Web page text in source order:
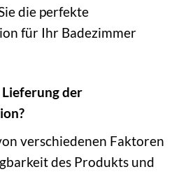
die perfekte
für Ihr Badezimmer
der
verschiedenen Faktoren
des Produkts und